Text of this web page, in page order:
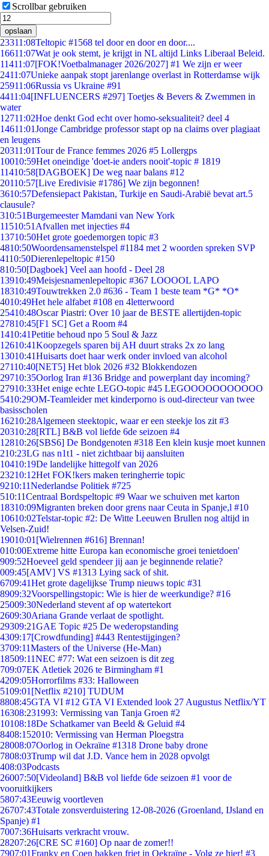
Scrollbar gebruiken
opslaan
23311:08Teltopic #1568 tel door en door en door....
16611:07Wat je ook stemt, je krijgt in NL altijd Links Liberaal Beleid.
11411:07[FOK!Voetbalmanager 2026/2027] #1 We zijn er weer
2411:07Unieke aanpak stopt jarenlange overlast in Rotterdamse wijk
25911:06Russia vs Ukraine #91
4411:04[INFLUENCERS #297] Toetjes & Bevers & Zwemmen in
water
12711:02Hoe denkt God echt over homo-seksualiteit? deel 4
14611:01Jonge Cambridge professor stapt op na claims over plagiaat
en leugens
20311:01Tour de France femmes 2026 #5 Lollergps
10010:59Het oneindige 'doet-ie anders nooit'-topic # 1819
11410:58[DAGBOEK] De weg naar balans #12
20110:57[Live Eredivisie #1786] We zijn begonnen!
3610:57Defensiepact Pakistan, Turkije en Saudi-Arabië bevat art.5
clausule?
310:51Burgemeester Mamdani van New York
11510:51 Afvallen met injecties #4
13710:50Het grote goedemorgen topic #3
4810:50Woordensamenstelspel #1184 met 2 woorden spreken SVP
4110:50Dierenlepeltopic #150
810:50[Dagboek] Veel aan hoofd - Deel 28
13910:49Meisjesnamenlepeltopic #367 LOOOOL LAPO
18310:49Touwtrekken 2.0 #636 - Team 1 beste team *G* *O*
4010:49Het hele alfabet #108 en 4letterwoord
25410:48Oscar Piastri: Over 10 jaar de BESTE allertijden-topic
27810:45[F1 SC] Get a Room #4
1410:41Petitie behoud npo 5 Soul & Jazz
12610:41Koopzegels sparen bij AH duurt straks 2x zo lang
13010:41Huisarts doet haar werk onder invloed van alcohol
27110:40[NET5] Het blok 2026 #32 Blokkendozen
29710:35Oorlog Iran #136 Bridge and powerplant day incoming?
27910:33Het enige echte LEGO-topic #45 LEGOOOOOOOOOOO
5410:29OM-Teamleider met kinderporno is oud-directeur van twee
basisscholen
16210:28Algemeen steektopic, waar er een steekje los zit #3
20310:28[RTL] B&B vol liefde 6de seizoen #4
12810:26[SBS6] De Bondgenoten #318 Een klein kusje moet kunnen
210:23LG nas n1t1 - niet zichtbaar bij aansluiten
10410:19De landelijke hittegolf van 2026
23210:12Het FOK!kers maken teringherrie topic
9210:11Nederlandse Politiek #725
510:11Centraal Bordspeltopic #9 Waar we schuiven met karton
18310:09Migranten breken door grens naar Ceuta in Spanje,l #10
10610:02Telstar-topic #2: De Witte Leeuwen Brullen nog altijd in
Velsen-Zuid!
19010:01 [Wielrennen #616] Brennan!
010:00Extreme hitte Europa kan economische groei tenietdoen'
909:52Hoeveel geld spendeer jij aan je beginnende relatie?
009:45[AMV] VS #1313 Lying sack of shit.
6709:41Het grote dagelijkse Trump nieuws topic #31
8909:32Voorspellingstopic: Wie is hier de weerkundige? #16
25009:30Nederland stevent af op watertekort
2609:30Ariana Grande verlaat de spotlight.
29309:21GAE Topic #25 De wederopstanding
4309:17[Crowdfunding] #443 Rentestijgingen?
3709:11Masters of the Universe (He-Man)
18509:11NEC #77: Wat een seizoen is dit zeg
709:07EK Atletiek 2026 te Birmingham #1
4209:05Horrorfilms #33: Halloween
5109:01 [Netflix #210] TUDUM
8808:45GTA VI #12 GTA VI Extended look 27 Augustus Netflix/YT
16308:231993: Vermissing van Tanja Groen #2
10108:18De Schatkamer van Beeld & Geluid #4
8408:152010: Vermissing van Herman Ploegstra
28008:07Oorlog in Oekraïne #1318 Drone baby drone
7808:03Trump wil dat J.D. Vance hem in 2028 opvolgt
408:03Podcasts
26007:50[Videoland] B&B vol liefde 6de seizoen #1 voor de
vooruitkijkers
5807:43Eeuwig voortleven
26707:43Totale zonsverduistering 12-08-2026 (Groenland, IJsland en
Spanje) #1
7007:36Huisarts verkracht vrouw.
28207:26[CRE SC #160] Op naar de zomer!!
7907:01Franky en Coen bakken friet in Oekraïne - Volg ze hier! #3